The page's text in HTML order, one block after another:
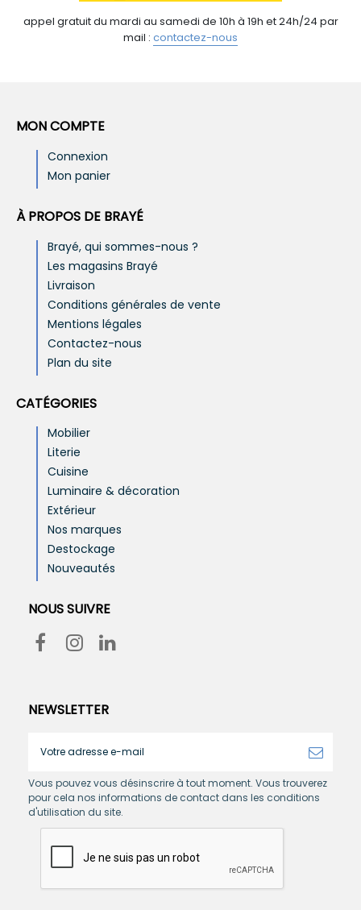
appel gratuit du mardi au samedi de 10h à 19h et 24h/24 par
mail : contactez-nous
MON COMPTE
Connexion
Mon panier
À PROPOS DE BRAYÉ
Brayé, qui sommes-nous ?
Les magasins Brayé
Livraison
Conditions générales de vente
Mentions légales
Contactez-nous
Plan du site
CATÉGORIES
Mobilier
Literie
Cuisine
Luminaire & décoration
Extérieur
Nos marques
Destockage
Nouveautés
NOUS SUIVRE
NEWSLETTER
Vous pouvez vous désinscrire à tout moment. Vous trouverez
pour cela nos informations de contact dans les conditions
d'utilisation du site.